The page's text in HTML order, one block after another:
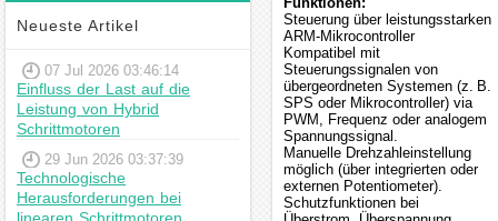
Neueste Artikel
07 Jul 2026 03:46:14
Einfluss der Last auf die
Leistung von Hybrid
Schrittmotoren
29 Jun 2026 03:37:39
Technologische
Herausforderungen bei
Steuerung über leistungsstarken
ARM-Mikrocontroller
Kompatibel mit
Steuerungssignalen von
übergeordneten Systemen (z. B.
SPS oder Mikrocontroller) via
PWM, Frequenz oder analogem
Spannungssignal.
Manuelle Drehzahleinstellung
möglich (über integrierten oder
externen Potentiometer).
Schutzfunktionen bei